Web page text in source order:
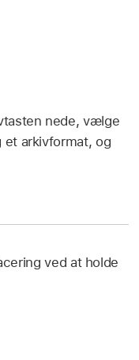
nede, vælge
arkivformat, og
ved at holde